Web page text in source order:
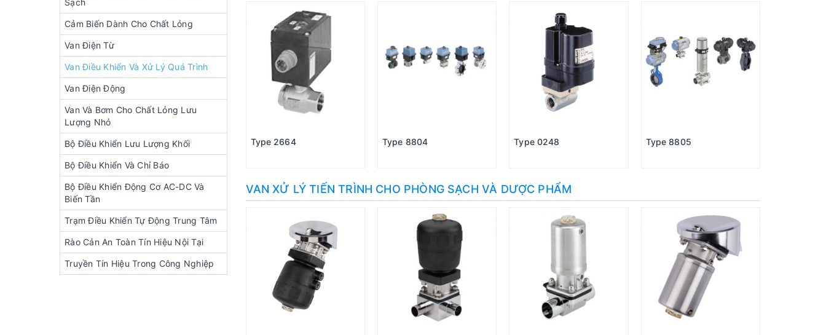
Sạch
Cảm Biến Dành Cho Chất Lỏng
Van Điện Từ
Van Điều Khiển Và Xử Lý Quá Trình
Van Điện Động
Van Và Bơm Cho Chất Lỏng Lưu
Lượng Nhỏ
Bộ Điều Khiển Lưu Lượng Khối
Bộ Điều Khiển Và Chỉ Báo
Bộ Điều Khiển Động Cơ AC-DC Và
Biến Tần
Trạm Điều Khiển Tự Động Trung Tâm
Rào Cản An Toàn Tín Hiệu Nội Tại
Truyền Tín Hiệu Trong Công Nghiệp
Type 2664 Type 8804 Type 0248 Type 8805
VAN XỬ LÝ TIẾN TRÌNH CHO PHÒNG SẠCH VÀ DƯỢC PHẨM